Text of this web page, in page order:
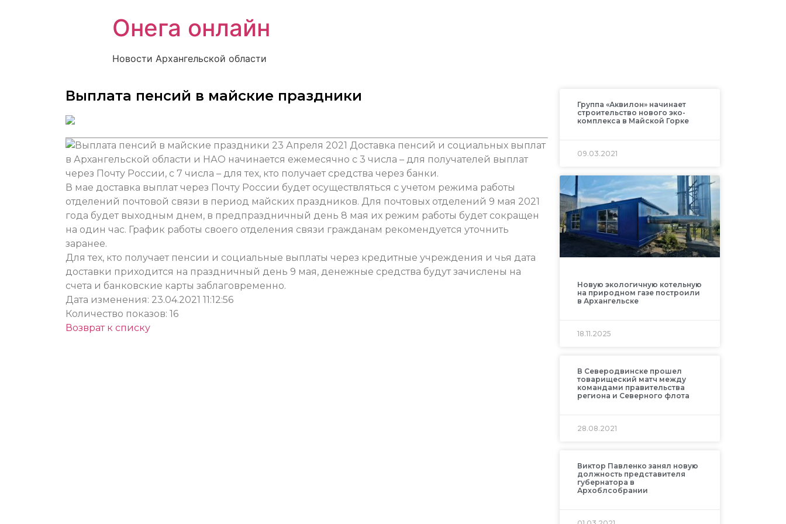
Онега онлайн
Новости Архангельской области
Выплата пенсий в майские праздники
23 Апреля 2021 Доставка пенсий и социальных выплат
в Архангельской области и НАО начинается ежемесячно с 3 числа – для получателей выплат
через Почту России, с 7 числа – для тех, кто получает средства через банки.
В мае доставка выплат через Почту России будет осуществляться с учетом режима работы
отделений почтовой связи в период майских праздников. Для почтовых отделений 9 мая 2021
года будет выходным днем, в предпраздничный день 8 мая их режим работы будет сокращен
на один час. График работы своего отделения связи гражданам рекомендуется уточнить
заранее.
Для тех, кто получает пенсии и социальные выплаты через кредитные учреждения и чья дата
доставки приходится на праздничный день 9 мая, денежные средства будут зачислены на
счета и банковские карты заблаговременно.
Дата изменения: 23.04.2021 11:12:56
Количество показов: 16
Возврат к списку
Группа «Аквилон» начинает
строительство нового эко-
комплекса в Майской Горке
09.03.2021
Новую экологичную котельную
на природном газе построили
в Архангельске
18.11.2025
В Северодвинске прошел
товарищеский матч между
командами правительства
региона и Северного флота
28.08.2021
Виктор Павленко занял новую
должность представителя
губернатора в
Архоблсобрании